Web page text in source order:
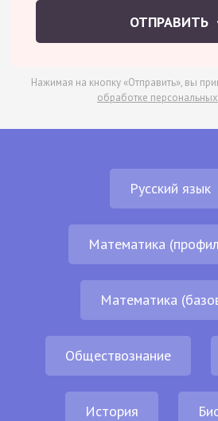
ОТПРАВИТЬ
Нажимая на кнопку «Отправить», вы
обработке
Русский язык
Математика
Математика
Обществознание
История